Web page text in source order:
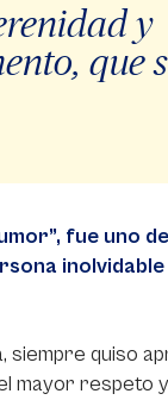
y
que
fue uno
inolvidable
siempre quiso
mayor respeto